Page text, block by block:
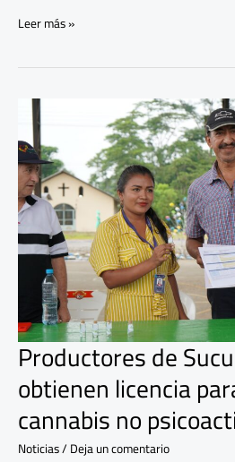
Leer más »
Productores de
obtienen licencia
cannabis no
Noticias/Deja un comentario
Productores
Sucumbíos
obtienen
licencia
para
cultivar
cannabis
no
psicoactivo